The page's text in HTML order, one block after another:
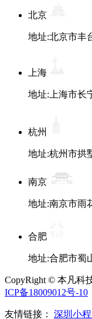
北京
地址:北京市丰
上海
地址:上海市长
杭州
地址:杭州市拱
南京
地址:南京市雨
合肥
地址:合肥市蜀
CopyRight © 本凡科
ICP备18009012号-10
友情链接： 深圳小